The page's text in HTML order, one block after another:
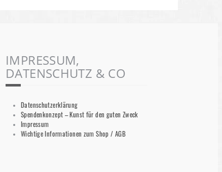
IMPRESSUM,
DATENSCHUTZ & CO
Datenschutzerklärung
Spendenkonzept – Kunst für den guten Zweck
Impressum
Wichtige Informationen zum Shop / AGB